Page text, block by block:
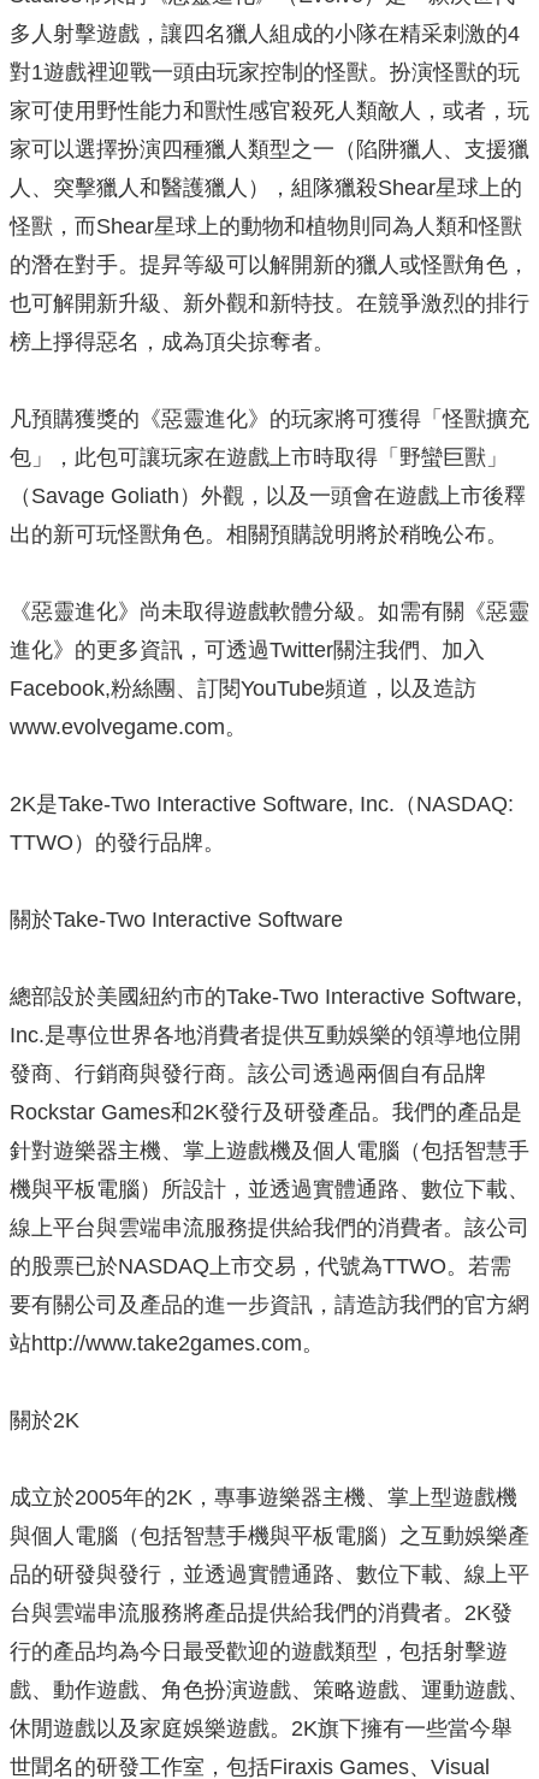
多人射擊遊戲，讓四名獵人組成的小隊在精采刺激的4
對1遊戲裡迎戰一頭由玩家控制的怪獸。扮演怪獸的玩
家可使用野性能力和獸性感官殺死人類敵人，或者，玩
家可以選擇扮演四種獵人類型之一（陷阱獵人、支援獵
人、突擊獵人和醫護獵人），組隊獵殺Shear星球上的
怪獸，而Shear星球上的動物和植物則同為人類和怪獸
的潛在對手。提昇等級可以解開新的獵人或怪獸角色，
也可解開新升級、新外觀和新特技。在競爭激烈的排行
榜上掙得惡名，成為頂尖掠奪者。
凡預購獲獎的《惡靈進化》的玩家將可獲得「怪獸擴充
包」，此包可讓玩家在遊戲上市時取得「野蠻巨獸」
（Savage Goliath）外觀，以及一頭會在遊戲上市後釋
出的新可玩怪獸角色。相關預購說明將於稍晚公布。
《惡靈進化》尚未取得遊戲軟體分級。如需有關《惡靈
進化》的更多資訊，可透過Twitter關注我們、加入
Facebook,粉絲團、訂閱YouTube頻道，以及造訪
www.evolvegame.com。
2K是Take-Two Interactive Software, Inc.（NASDAQ:
TTWO）的發行品牌。
關於Take-Two Interactive Software
總部設於美國紐約市的Take-Two Interactive Software,
Inc.是專位世界各地消費者提供互動娛樂的領導地位開
發商、行銷商與發行商。該公司透過兩個自有品牌
Rockstar Games和2K發行及研發產品。我們的產品是
針對遊樂器主機、掌上遊戲機及個人電腦（包括智慧手
機與平板電腦）所設計，並透過實體通路、數位下載、
線上平台與雲端串流服務提供給我們的消費者。該公司
的股票已於NASDAQ上市交易，代號為TTWO。若需
要有關公司及產品的進一步資訊，請造訪我們的官方網
站http://www.take2games.com。
關於2K
成立於2005年的2K，專事遊樂器主機、掌上型遊戲機
與個人電腦（包括智慧手機與平板電腦）之互動娛樂產
品的研發與發行，並透過實體通路、數位下載、線上平
台與雲端串流服務將產品提供給我們的消費者。2K發
行的產品均為今日最受歡迎的遊戲類型，包括射擊遊
戲、動作遊戲、角色扮演遊戲、策略遊戲、運動遊戲、
休閒遊戲以及家庭娛樂遊戲。2K旗下擁有一些當今舉
世聞名的研發工作室，包括Firaxis Games、Visual